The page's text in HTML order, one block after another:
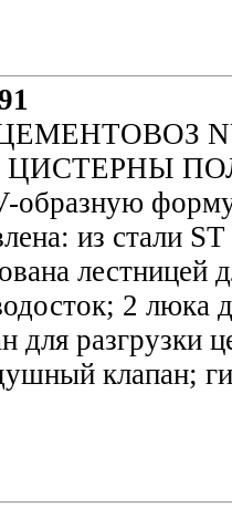
ЦИСТЕРНЫ
образную
из стали
2 люка
для разгрузки
клапан;